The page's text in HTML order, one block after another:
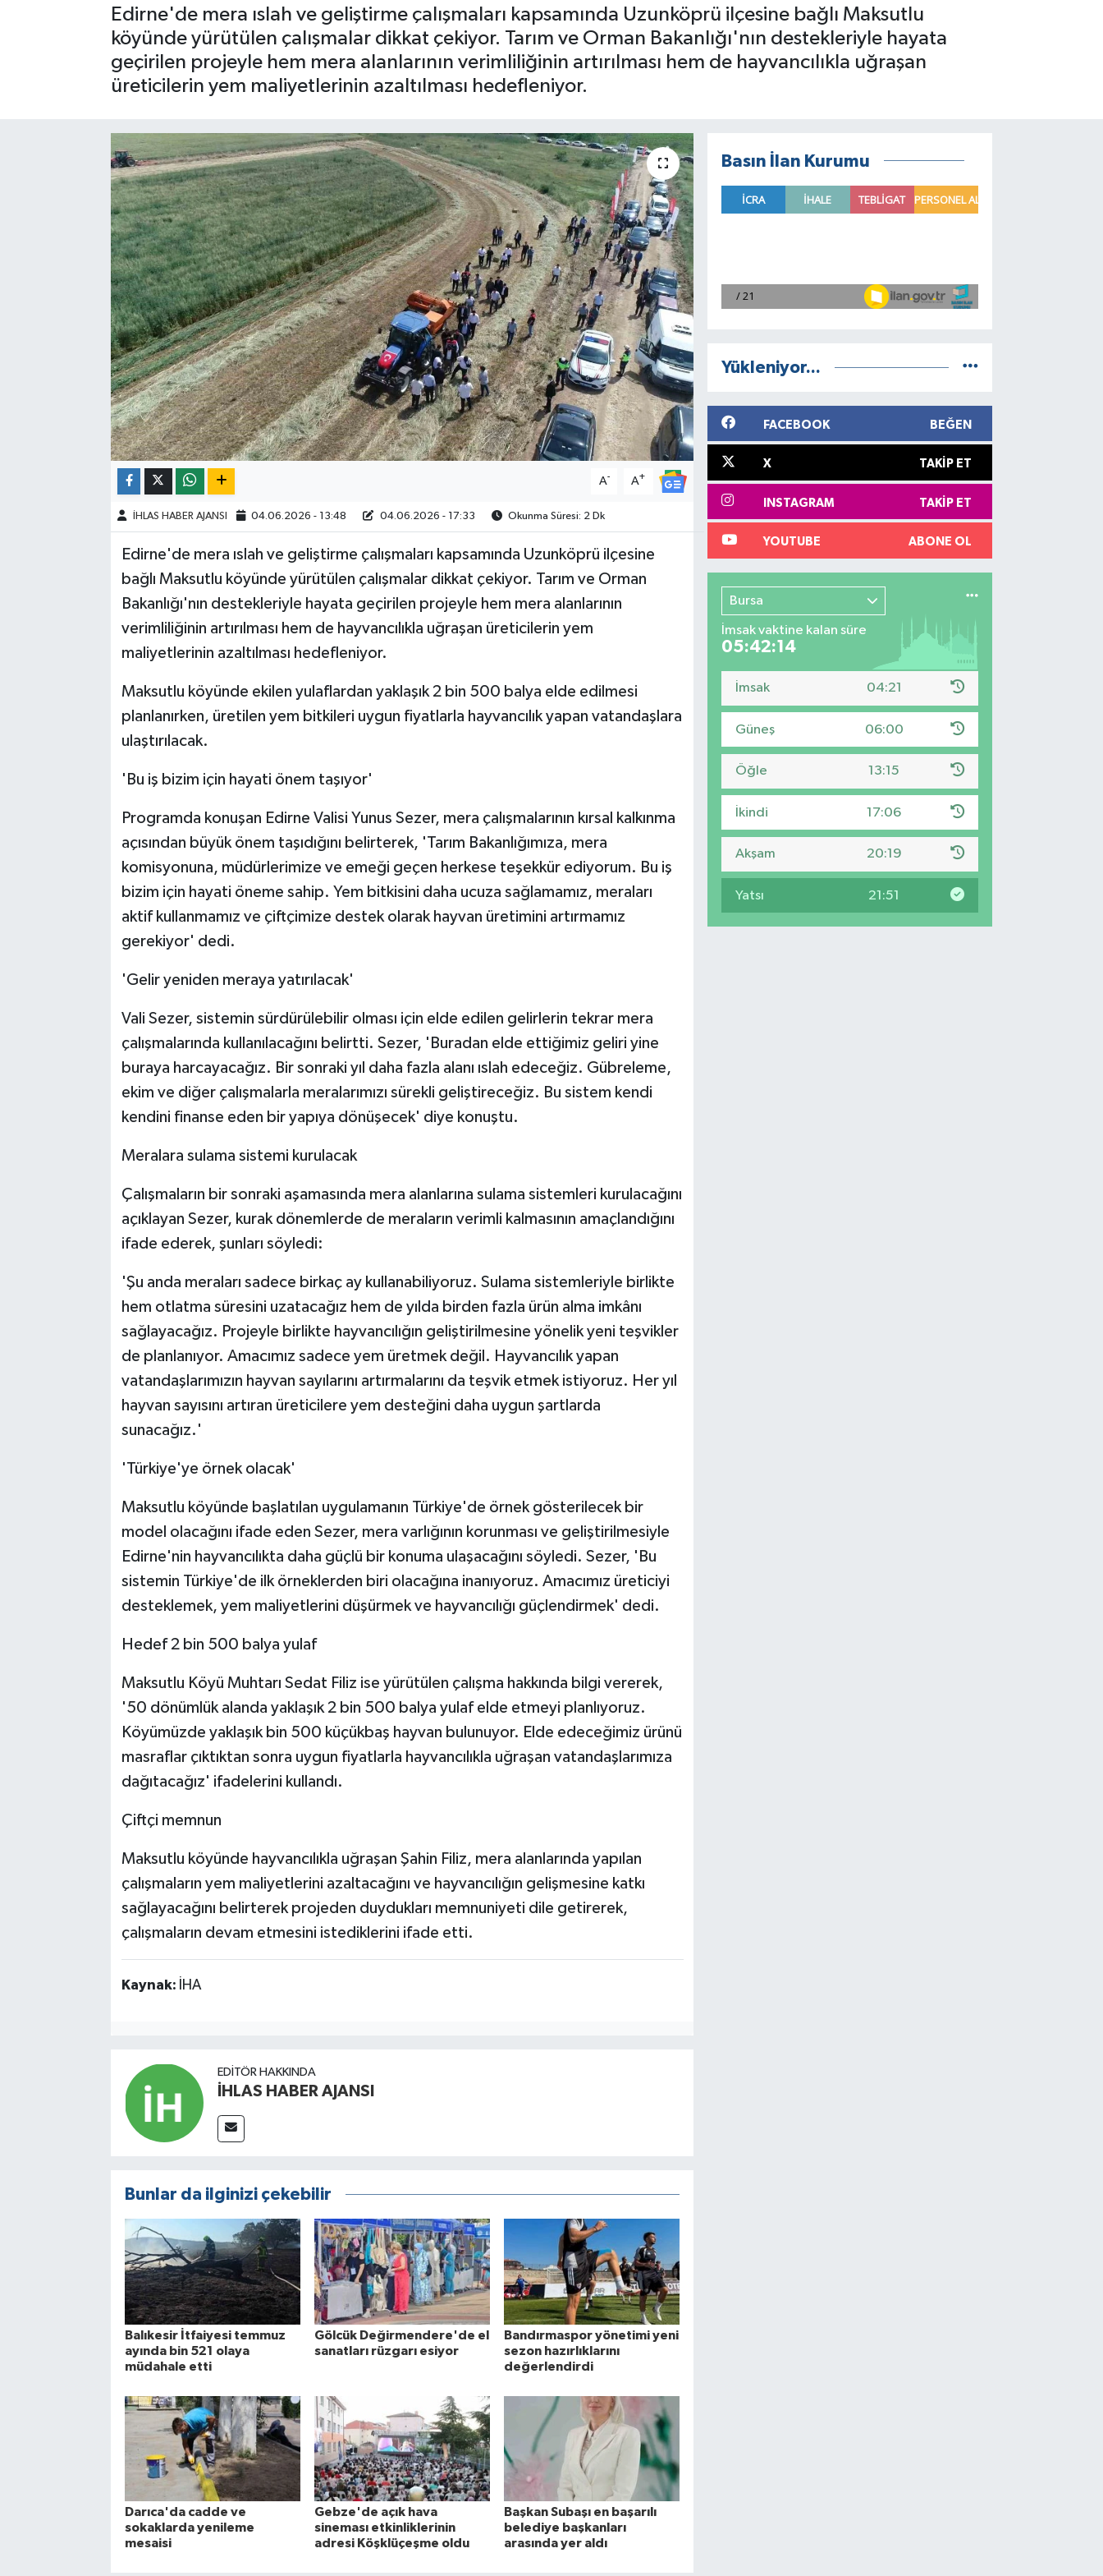
Edirne'de mera ıslah ve geliştirme çalışmaları kapsamında Uzunköprü ilçesine bağlı Maksutlu
köyünde yürütülen çalışmalar dikkat çekiyor. Tarım ve Orman Bakanlığı'nın destekleriyle hayata
geçirilen projeyle hem mera alanlarının verimliliğinin artırılması hem de hayvancılıkla uğraşan
üreticilerin yem maliyetlerinin azaltılması hedefleniyor.
A- A+
İHLAS HABER AJANSI 04.06.2026 - 13:48 04.06.2026 - 17:33 Okunma Süresi: 2 Dk
Edirne'de mera ıslah ve geliştirme çalışmaları kapsamında Uzunköprü ilçesine
bağlı Maksutlu köyünde yürütülen çalışmalar dikkat çekiyor. Tarım ve Orman
Bakanlığı'nın destekleriyle hayata geçirilen projeyle hem mera alanlarının
verimliliğinin artırılması hem de hayvancılıkla uğraşan üreticilerin yem
maliyetlerinin azaltılması hedefleniyor.
Maksutlu köyünde ekilen yulaflardan yaklaşık 2 bin 500 balya elde edilmesi
planlanırken, üretilen yem bitkileri uygun fiyatlarla hayvancılık yapan vatandaşlara
ulaştırılacak.
'Bu iş bizim için hayati önem taşıyor'
Programda konuşan Edirne Valisi Yunus Sezer, mera çalışmalarının kırsal kalkınma
açısından büyük önem taşıdığını belirterek, 'Tarım Bakanlığımıza, mera
komisyonuna, müdürlerimize ve emeği geçen herkese teşekkür ediyorum. Bu iş
bizim için hayati öneme sahip. Yem bitkisini daha ucuza sağlamamız, meraları
aktif kullanmamız ve çiftçimize destek olarak hayvan üretimini artırmamız
gerekiyor' dedi.
'Gelir yeniden meraya yatırılacak'
Vali Sezer, sistemin sürdürülebilir olması için elde edilen gelirlerin tekrar mera
çalışmalarında kullanılacağını belirtti. Sezer, 'Buradan elde ettiğimiz geliri yine
buraya harcayacağız. Bir sonraki yıl daha fazla alanı ıslah edeceğiz. Gübreleme,
ekim ve diğer çalışmalarla meralarımızı sürekli geliştireceğiz. Bu sistem kendi
kendini finanse eden bir yapıya dönüşecek' diye konuştu.
Meralara sulama sistemi kurulacak
Çalışmaların bir sonraki aşamasında mera alanlarına sulama sistemleri kurulacağını
açıklayan Sezer, kurak dönemlerde de meraların verimli kalmasının amaçlandığını
ifade ederek, şunları söyledi:
'Şu anda meraları sadece birkaç ay kullanabiliyoruz. Sulama sistemleriyle birlikte
hem otlatma süresini uzatacağız hem de yılda birden fazla ürün alma imkânı
sağlayacağız. Projeyle birlikte hayvancılığın geliştirilmesine yönelik yeni teşvikler
de planlanıyor. Amacımız sadece yem üretmek değil. Hayvancılık yapan
vatandaşlarımızın hayvan sayılarını artırmalarını da teşvik etmek istiyoruz. Her yıl
hayvan sayısını artıran üreticilere yem desteğini daha uygun şartlarda
sunacağız.'
'Türkiye'ye örnek olacak'
Maksutlu köyünde başlatılan uygulamanın Türkiye'de örnek gösterilecek bir
model olacağını ifade eden Sezer, mera varlığının korunması ve geliştirilmesiyle
Edirne'nin hayvancılıkta daha güçlü bir konuma ulaşacağını söyledi. Sezer, 'Bu
sistemin Türkiye'de ilk örneklerden biri olacağına inanıyoruz. Amacımız üreticiyi
desteklemek, yem maliyetlerini düşürmek ve hayvancılığı güçlendirmek' dedi.
Hedef 2 bin 500 balya yulaf
Maksutlu Köyü Muhtarı Sedat Filiz ise yürütülen çalışma hakkında bilgi vererek,
'50 dönümlük alanda yaklaşık 2 bin 500 balya yulaf elde etmeyi planlıyoruz.
Köyümüzde yaklaşık bin 500 küçükbaş hayvan bulunuyor. Elde edeceğimiz ürünü
masraflar çıktıktan sonra uygun fiyatlarla hayvancılıkla uğraşan vatandaşlarımıza
dağıtacağız' ifadelerini kullandı.
Çiftçi memnun
Maksutlu köyünde hayvancılıkla uğraşan Şahin Filiz, mera alanlarında yapılan
çalışmaların yem maliyetlerini azaltacağını ve hayvancılığın gelişmesine katkı
sağlayacağını belirterek projeden duydukları memnuniyeti dile getirerek,
çalışmaların devam etmesini istediklerini ifade etti.
Kaynak: İHA
EDITÖR HAKKINDA
İHLAS HABER AJANSI
Bunlar da ilginizi çekebilir
Balıkesir İtfaiyesi temmuz
ayında bin 521 olaya
müdahale etti
Gölcük Değirmendere'de el
sanatları rüzgarı esiyor
Bandırmaspor yönetimi yeni
sezon hazırlıklarını
değerlendirdi
Darıca'da cadde ve
sokaklarda yenileme
mesaisi
Gebze'de açık hava
sineması etkinliklerinin
adresi Köşklüçeşme oldu
Başkan Subaşı en başarılı
belediye başkanları
arasında yer aldı
Basın İlan Kurumu
Yükleniyor...
FACEBOOK BEĞEN
X TAKIP ET
INSTAGRAM TAKIP ET
YOUTUBE ABONE OL
Bursa
İmsak vaktine kalan süre
05:42:13
İmsak 04:21
Güneş 06:00
Öğle 13:15
İkindi 17:06
Akşam 20:19
Yatsı 21:51